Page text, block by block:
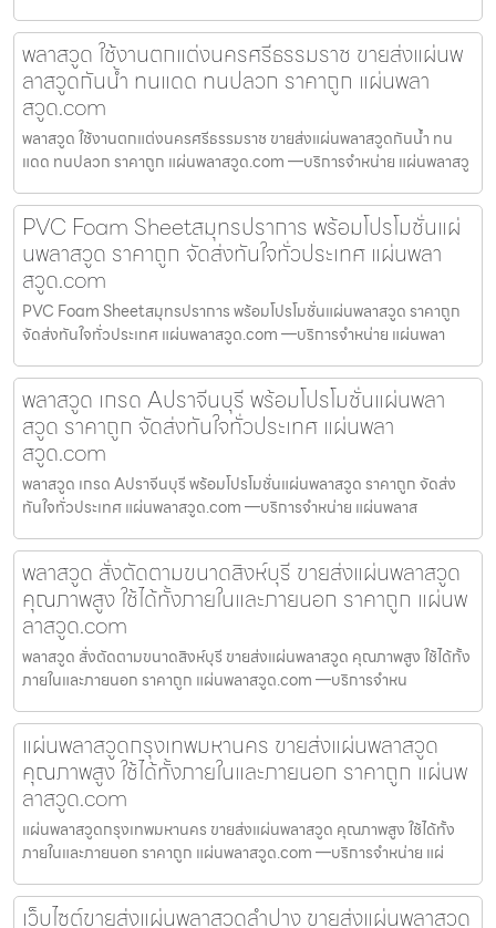
พลาสวูด ใช้งานตกแต่งนครศรีธรรมราช ขายส่งแผ่นพ
ลาสวูดกันน้ำ ทนแดด ทนปลวก ราคาถูก แผ่นพลา
สวูด.com
พลาสวูด ใช้งานตกแต่งนครศรีธรรมราช ขายส่งแผ่นพลาสวูดกันน้ำ ทน
แดด ทนปลวก ราคาถูก แผ่นพลาสวูด.com —บริการจำหน่าย แผ่นพลาสวู
PVC Foam Sheetสมุทรปราการ พร้อมโปรโมชั่นแผ่
นพลาสวูด ราคาถูก จัดส่งทันใจทั่วประเทศ แผ่นพลา
สวูด.com
PVC Foam Sheetสมุทรปราการ พร้อมโปรโมชั่นแผ่นพลาสวูด ราคาถูก
จัดส่งทันใจทั่วประเทศ แผ่นพลาสวูด.com —บริการจำหน่าย แผ่นพลา
พลาสวูด เกรด Aปราจีนบุรี พร้อมโปรโมชั่นแผ่นพลา
สวูด ราคาถูก จัดส่งทันใจทั่วประเทศ แผ่นพลา
สวูด.com
พลาสวูด เกรด Aปราจีนบุรี พร้อมโปรโมชั่นแผ่นพลาสวูด ราคาถูก จัดส่ง
ทันใจทั่วประเทศ แผ่นพลาสวูด.com —บริการจำหน่าย แผ่นพลาส
พลาสวูด สั่งตัดตามขนาดสิงห์บุรี ขายส่งแผ่นพลาสวูด
คุณภาพสูง ใช้ได้ทั้งภายในและภายนอก ราคาถูก แผ่นพ
ลาสวูด.com
พลาสวูด สั่งตัดตามขนาดสิงห์บุรี ขายส่งแผ่นพลาสวูด คุณภาพสูง ใช้ได้ทั้ง
ภายในและภายนอก ราคาถูก แผ่นพลาสวูด.com —บริการจำหน
แผ่นพลาสวูดกรุงเทพมหานคร ขายส่งแผ่นพลาสวูด
คุณภาพสูง ใช้ได้ทั้งภายในและภายนอก ราคาถูก แผ่นพ
ลาสวูด.com
แผ่นพลาสวูดกรุงเทพมหานคร ขายส่งแผ่นพลาสวูด คุณภาพสูง ใช้ได้ทั้ง
ภายในและภายนอก ราคาถูก แผ่นพลาสวูด.com —บริการจำหน่าย แผ่
เว็บไซต์ขายส่งแผ่นพลาสวูดลำปาง ขายส่งแผ่นพลาสวูด